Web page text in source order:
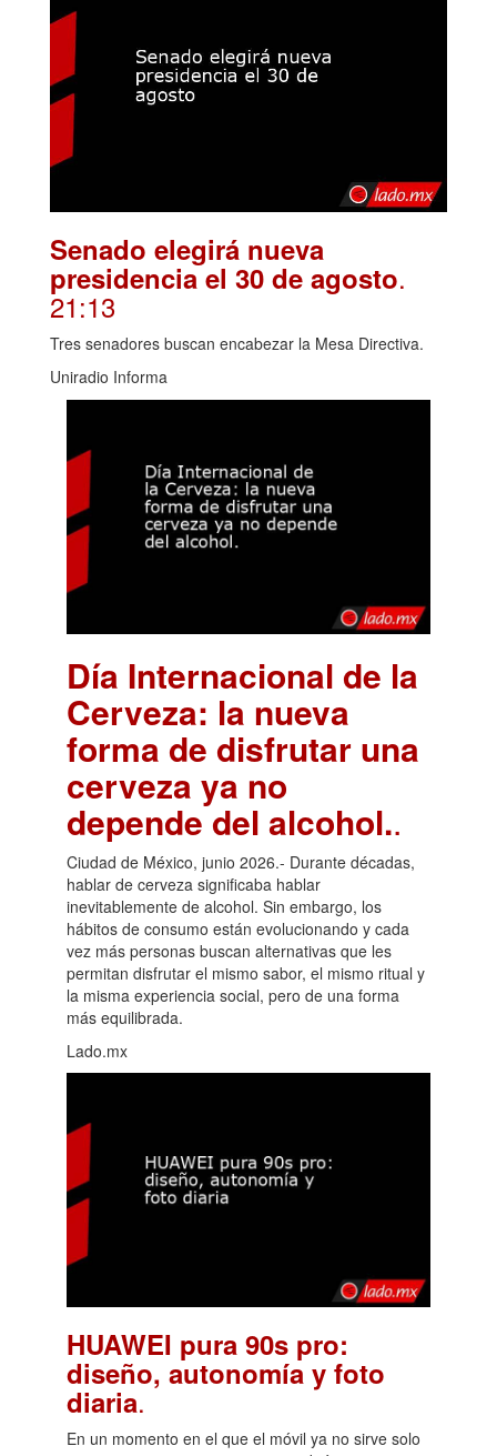
Senado elegirá nueva
presidencia el 30 de agosto.
21:13
Tres senadores buscan encabezar la Mesa Directiva.
Uniradio Informa
Día Internacional de la
Cerveza: la nueva
forma de disfrutar una
cerveza ya no
depende del alcohol..
Ciudad de México, junio 2026.- Durante décadas,
hablar de cerveza significaba hablar
inevitablemente de alcohol. Sin embargo, los
hábitos de consumo están evolucionando y cada
vez más personas buscan alternativas que les
permitan disfrutar el mismo sabor, el mismo ritual y
la misma experiencia social, pero de una forma
más equilibrada.
Lado.mx
HUAWEI pura 90s pro:
diseño, autonomía y foto
diaria.
En un momento en el que el móvil ya no sirve solo